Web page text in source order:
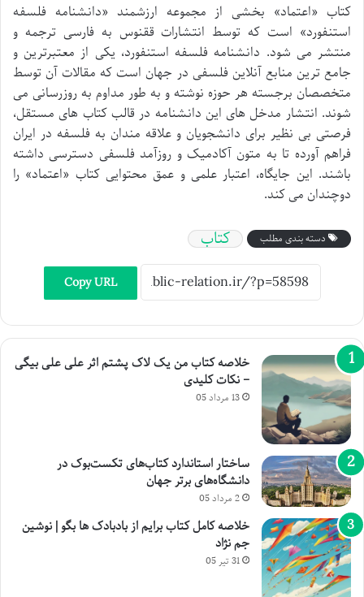
کتاب «اعتماد» بخشی از مجموعه ارزشمند «دانشنامه فلسفه
استنفورد» است که توسط انتشارات ققنوس به فارسی ترجمه و
منتشر می شود. دانشنامه فلسفه استنفورد، یکی از معتبرترین و
جامع ترین منابع آنلاین فلسفی در جهان است که مقالات آن توسط
متخصصان برجسته هر حوزه نوشته و به طور مداوم به روزرسانی می
شوند. انتشار مدخل های این دانشنامه در قالب کتاب های مستقل،
فرصتی بی نظیر برای دانشجویان و علاقه مندان به فلسفه در ایران
فراهم آورده تا به متون آکادمیک و روزآمد فلسفی دسترسی داشته
باشند. این جایگاه، اعتبار علمی و عمق محتوایی کتاب «اعتماد» را
دوچندان می کند.
دسته بندی مطلب کتاب
Copy URL
خلاصه کتاب من یک لاک پشتم اثر علی علی بیگی
– نکات کلیدی
13 مرداد 05
ساختار استاندارد کتاب‌های تکست‌بوک در
دانشگاه‌های برتر جهان
2 مرداد 05
خلاصه کامل کتاب برایم از بادبادک ها بگو | نوشین
جم نژاد
31 تیر 05